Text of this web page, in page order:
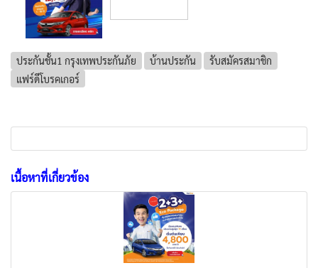
ประกันชั้น1 กรุงเทพประกันภัย บ้านประกัน
รับสมัครสมาชิก
แฟร์ดีโบรคเกอร์
เนื้อหาที่เกี่ยวข้อง